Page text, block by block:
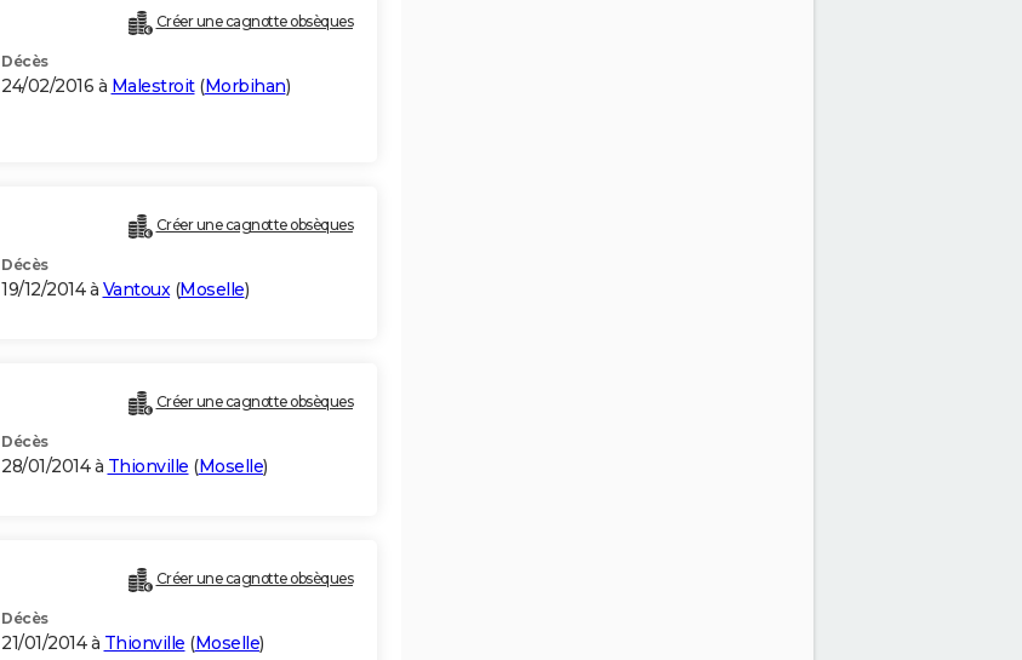
Créer une cagnotte obsèques
Décès
24/02/2016 à Malestroit(Morbihan)
Créer une cagnotte obsèques
Décès
19/12/2014 à Vantoux(Moselle)
Créer une cagnotte obsèques
Décès
28/01/2014 à Thionville (Moselle)
Créer une cagnotte obsèques
Décès
21/01/2014 à Thionville (Moselle)